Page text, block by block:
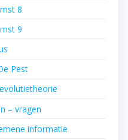
8
9
Pest
– vragen
informatie